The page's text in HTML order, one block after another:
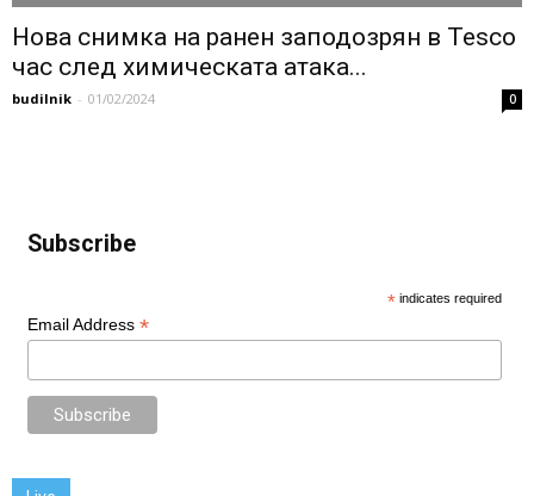
Нова снимка на ранен заподозрян в Tesco
час след химическата атака...
budilnik - 01/02/2024 0
Subscribe
* indicates required
Email Address *